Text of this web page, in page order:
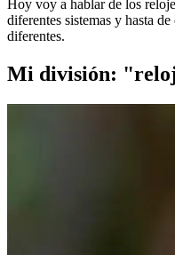
Hoy voy a hablar de los
diferentes sistemas y hasta
diferentes.
Mi división: